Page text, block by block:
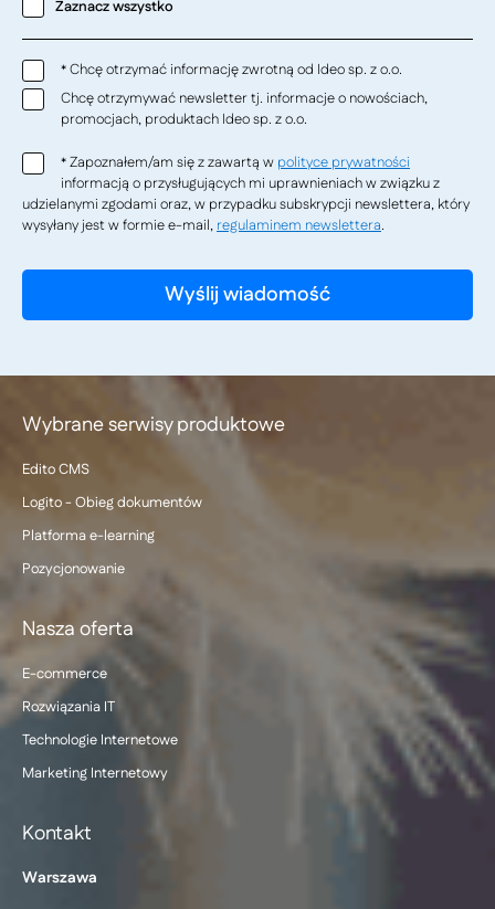
Zaznacz wszystko
*Chcę otrzymać informację zwrotną od Ideo sp. z o.o.
Chcę otrzymywać newsletter tj. informacje o nowościach,
promocjach, produktach Ideo sp. z o.o.
*Zapoznałem/am się z zawartą w polityce prywatności
informacją o przysługujących mi uprawnieniach w związku z
udzielanymi zgodami oraz, w przypadku subskrypcji newslettera, który
wysyłany jest w formie e-mail, regulaminem newslettera.
Wybrane serwisy produktowe
Edito CMS
Logito - Obieg dokumentów
Platforma e-learning
Pozycjonowanie
Nasza oferta
E-commerce
Rozwiązania IT
Technologie Internetowe
Marketing Internetowy
Kontakt
Warszawa